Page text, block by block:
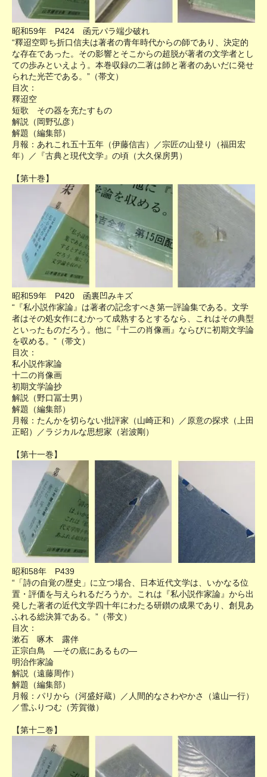
昭和59年 P424 函元パラ端少破れ
“釋迢空即ち折口信夫は著者の青年時代からの師であり、決定的
な存在であった。その影響とそこからの超脱が著者の文学者とし
ての歩みといえよう。本巻収録の二著は師と著者のあいだに発せ
られた光芒である。”（帯文）
目次：
釋迢空
短歌 その器を充たすもの
解説（岡野弘彦）
解題（編集部）
月報：あれこれ五十五年（伊藤信吉）／宗匠の山登り（福田宏
年）／『古典と現代文学』の頃（大久保房男）
【第十巻】
昭和59年 P420 函裏凹みキズ
“『私小説作家論』は著者の記念すべき第一評論集である。文学
者はその処女作にむかって成熟するとするなら、これはその典型
といったものだろう。他に『十二の肖像画』ならびに初期文学論
を収める。”（帯文）
目次：
私小説作家論
十二の肖像画
初期文学論抄
解説（野口冨士男）
解題（編集部）
月報：たんかを切らない批評家（山崎正和）／原意の探求（上田
正昭）／ラジカルな思想家（岩波剛）
【第十一巻】
昭和58年 P439
“「詩の自覚の歴史」に立つ場合、日本近代文学は、いかなる位
置・評価を与えられるだろうか。これは『私小説作家論』から出
発した著者の近代文学四十年にわたる研鑚の成果であり、創見あ
ふれる総決算である。”（帯文）
目次：
漱石 啄木 露伴
正宗白鳥 ―その底にあるもの―
明治作家論
解説（遠藤周作）
解題（編集部）
月報：パリから（河盛好蔵）／人間的なさわやかさ（遠山一行）
／雪ふりつむ（芳賀徹）
【第十二巻】